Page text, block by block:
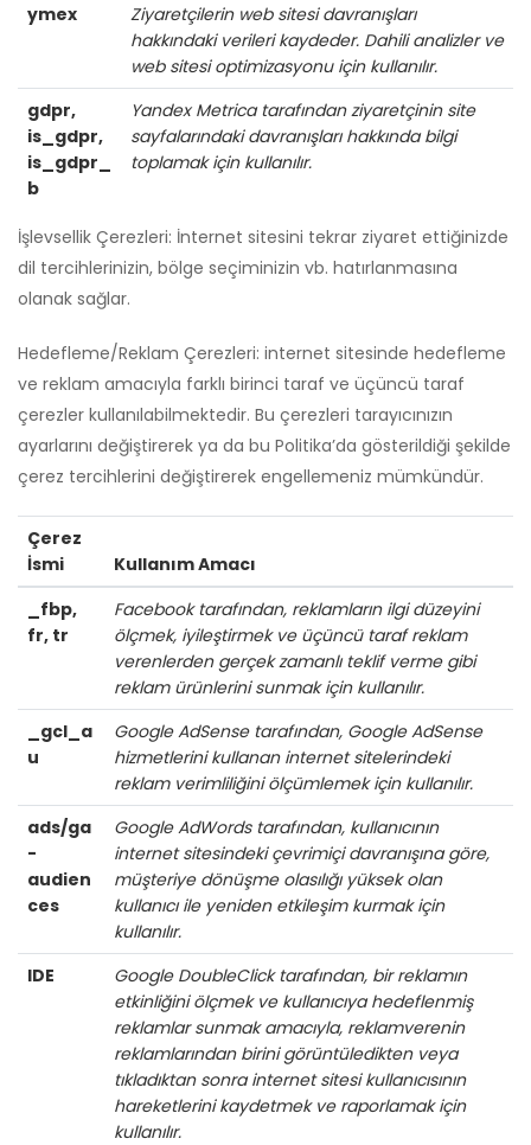
ymex
Ziyaretçilerin web sitesi davranışları
hakkındaki verileri kaydeder. Dahili analizler ve
web sitesi optimizasyonu için kullanılır.
gdpr,
is_gdpr,
is_gdpr_
b
Yandex Metrica tarafından ziyaretçinin site
sayfalarındaki davranışları hakkında bilgi
toplamak için kullanılır.
İşlevsellik Çerezleri: İnternet sitesini tekrar ziyaret ettiğinizde
dil tercihlerinizin, bölge seçiminizin vb. hatırlanmasına
olanak sağlar.
Hedefleme/Reklam Çerezleri: internet sitesinde hedefleme
ve reklam amacıyla farklı birinci taraf ve üçüncü taraf
çerezler kullanılabilmektedir. Bu çerezleri tarayıcınızın
ayarlarını değiştirerek ya da bu Politika’da gösterildiği şekilde
çerez tercihlerini değiştirerek engellemeniz mümkündür.
Çerez
İsmi
Kullanım Amacı
_fbp,
fr, tr
Facebook tarafından, reklamların ilgi düzeyini
ölçmek, iyileştirmek ve üçüncü taraf reklam
verenlerden gerçek zamanlı teklif verme gibi
reklam ürünlerini sunmak için kullanılır.
_gcl_a
u
Google AdSense tarafından, Google AdSense
hizmetlerini kullanan internet sitelerindeki
reklam verimliliğini ölçümlemek için kullanılır.
ads/ga
-
audien
ces
Google AdWords tarafından, kullanıcının
internet sitesindeki çevrimiçi davranışına göre,
müşteriye dönüşme olasılığı yüksek olan
kullanıcı ile yeniden etkileşim kurmak için
kullanılır.
IDE
Google DoubleClick tarafından, bir reklamın
etkinliğini ölçmek ve kullanıcıya hedeflenmiş
reklamlar sunmak amacıyla, reklamverenin
reklamlarından birini görüntüledikten veya
tıkladıktan sonra internet sitesi kullanıcısının
hareketlerini kaydetmek ve raporlamak için
kullanılır.